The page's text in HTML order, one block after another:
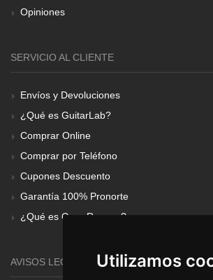
Utilizamos
Opiniones
SERVICIO AL CLIENTE
Envíos y Devoluciones
¿Qué es GuitarLab?
Comprar Online
Comprar por Teléfono
Cupones Descuento
Garantía 100% Pronorte
¿Qué es Gear Renove?
AVISOS LEGALES